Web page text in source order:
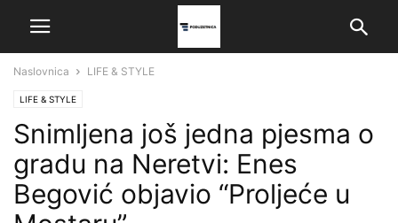
Naslovnica LIFE & STYLE
LIFE & STYLE
Snimljena još jedna pjesma o
gradu na Neretvi: Enes
Begović objavio “Proljeće u